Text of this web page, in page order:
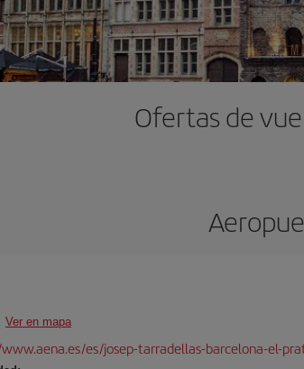
Ofertas de
Ver en mapa
es/josep-tarradellas-barcelona-el-